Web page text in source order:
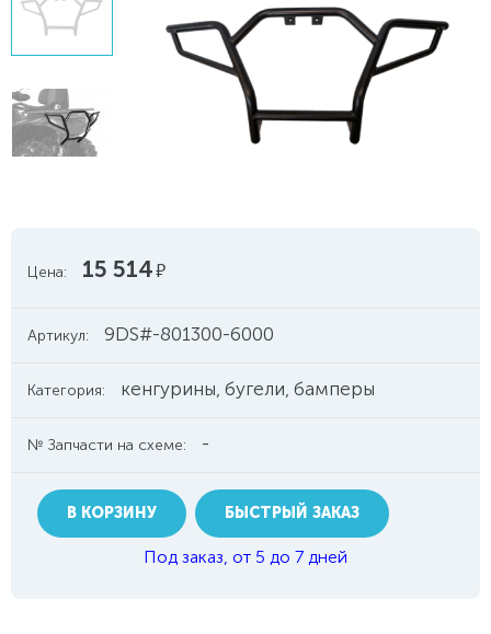
Цена: 15 514руб.
Артикул: 9DS#-801300-6000
Категория: кенгурины, бугели, бамперы
№ Запчасти на схеме: -
В КОРЗИНУ БЫСТРЫЙ ЗАКАЗ
Под заказ, от 5 до 7 дней